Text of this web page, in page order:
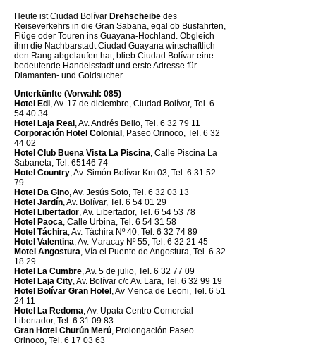
Heute ist Ciudad Bolívar Drehscheibe des
Reiseverkehrs in die Gran Sabana, egal ob Busfahrten,
Flüge oder Touren ins Guayana-Hochland. Obgleich
ihm die Nachbarstadt Ciudad Guayana wirtschaftlich
den Rang abgelaufen hat, blieb Ciudad Bolívar eine
bedeutende Handelsstadt und erste Adresse für
Diamanten- und Goldsucher.
Unterkünfte (Vorwahl: 085)
Hotel Edi , Av. 17 de diciembre, Ciudad Bolívar, Tel. 6
54 40 34
Hotel Laja Real , Av. Andrés Bello, Tel. 6 32 79 11
Corporación Hotel Colonial , Paseo Orinoco, Tel. 6 32
44 02
Hotel Club Buena Vista La Piscina , Calle Piscina La
Sabaneta, Tel. 65146 74
Hotel Country , Av. Simón Bolívar Km 03, Tel. 6 31 52
79
Hotel Da Gino , Av. Jesús Soto, Tel. 6 32 03 13
Hotel Jardín , Av. Bolívar, Tel. 6 54 01 29
Hotel Libertador , Av. Libertador, Tel. 6 54 53 78
Hotel Paoca , Calle Urbina, Tel. 6 54 31 58
Hotel Táchira , Av. Táchira Nº 40, Tel. 6 32 74 89
Hotel Valentina , Av. Maracay Nº 55, Tel. 6 32 21 45
Motel Angostura , Vía el Puente de Angostura, Tel. 6 32
18 29
Hotel La Cumbre , Av. 5 de julio, Tel. 6 32 77 09
Hotel Laja City , Av. Bolívar c/c Av. Lara, Tel. 6 32 99 19
Hotel Bolívar Gran Hotel , Av Menca de Leoni, Tel. 6 51
24 11
Hotel La Redoma , Av. Upata Centro Comercial
Libertador, Tel. 6 31 09 83
Gran Hotel Churún Merú , Prolongación Paseo
Orinoco, Tel. 6 17 03 63